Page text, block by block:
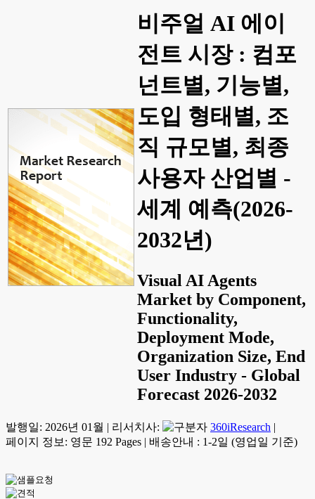
비주얼 AI 에이
전트 시장 : 컴포
넌트별, 기능별,
도입 형태별, 조
직 규모별, 최종
사용자 산업별 -
세계 예측(2026-
2032년)
Visual AI Agents
Market by Component,
Functionality,
Deployment Mode,
Organization Size, End
User Industry - Global
Forecast 2026-2032
발행일: 2026년 01월 | 리서치사: 360iResearch |
페이지 정보: 영문 192 Pages | 배송안내 : 1-2일 (영업일 기준)